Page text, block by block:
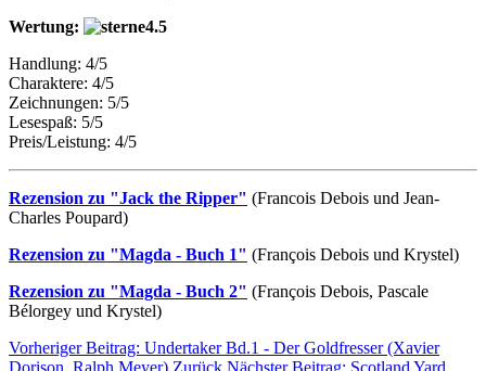
Wertung:
Handlung: 4/5
Charaktere: 4/5
Zeichnungen: 5/5
Lesespaß: 5/5
Preis/Leistung: 4/5
Rezension zu "Jack the Ripper" (Francois Debois und Jean-
Charles Poupard)
Rezension zu "Magda - Buch 1" (François Debois und Krystel)
Rezension zu "Magda - Buch 2" (François Debois, Pascale
Bélorgey und Krystel)
Vorheriger Beitrag: Undertaker Bd.1 - Der Goldfresser (Xavier
Dorison, Ralph Meyer) Zurück Nächster Beitrag: Scotland Yard